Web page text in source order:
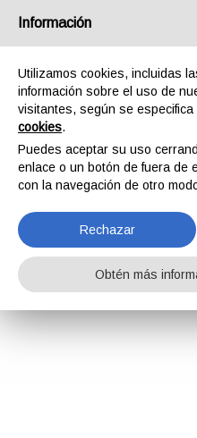
Información
Utilizamos cookies, incluidas
información sobre el uso de
visitantes, según se especifica
cookies.
Puedes aceptar su uso
enlace o un botón de fuera de
con la navegación de otro
Rechazar
Obtén más